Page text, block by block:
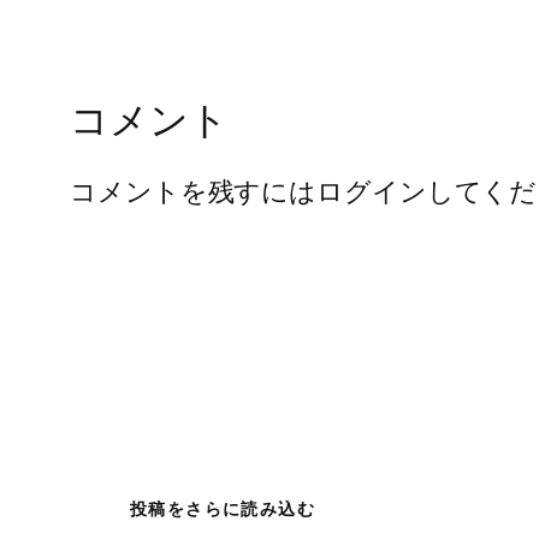
コメント
コメントを残すにはログインしてく
投稿をさらに読み込む